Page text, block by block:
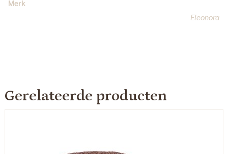
Merk
Eleonora
Gerelateerde producten